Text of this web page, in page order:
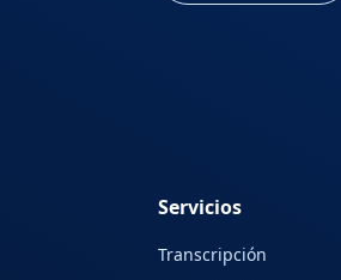
Servicios
Transcripción